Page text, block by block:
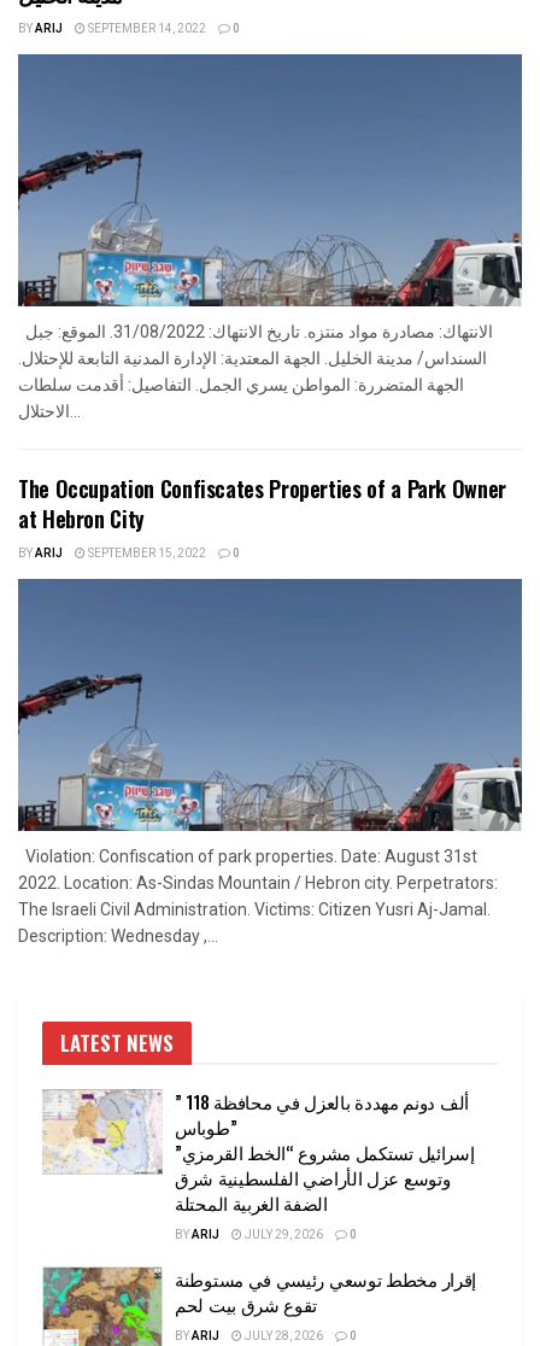
BYARIJ SEPTEMBER 14, 2022 0
السنداس/ مدينة الخليل. الجهة المعتدية: الإدارة المدنية التابعة للإحتلال.
الجهة المتضررة: المواطن يسري الجمل. التفاصيل: أقدمت سلطات
The Occupation Confiscates Properties of a Park Owner
at Hebron City
BYARIJ SEPTEMBER 15, 2022 0
Violation: Confiscation of park properties. Date: August 31st
2022. Location: As-Sindas Mountain / Hebron city. Perpetrators:
The Israeli Civil Administration. Victims: Citizen Yusri Aj-Jamal.
Description: Wednesday ,...
LATEST NEWS
” 118 ألف دونم مهددة بالعزل في محافظة
طوباس”
إسرائيل تستكمل مشروع “الخط القرمزي”
وتوسع عزل الأراضي الفلسطينية شرق
الضفة الغربية المحتلة
BYARIJ JULY 29, 2026 0
إقرار مخطط توسعي رئيسي في مستوطنة
تقوع شرق بيت لحم
BYARIJ JULY 28, 2026 0